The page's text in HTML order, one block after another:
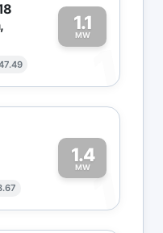
1.1
MW
1
1.4
MW1